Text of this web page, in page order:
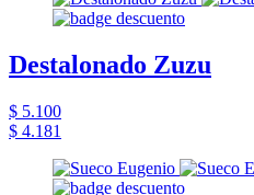
Destalonado Zuzu
$ 5.100
$ 4.181